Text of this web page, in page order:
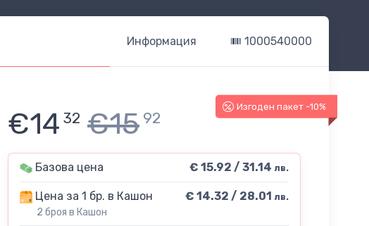
Информация 1000540000
Изгоден пакет -10%
€14 32 €15 92
Базова цена € 15.92 / 31.14 лв.
Цена за 1 бр. в Кашон
2 броя в Кашон
€ 14.32 / 28.01 лв.